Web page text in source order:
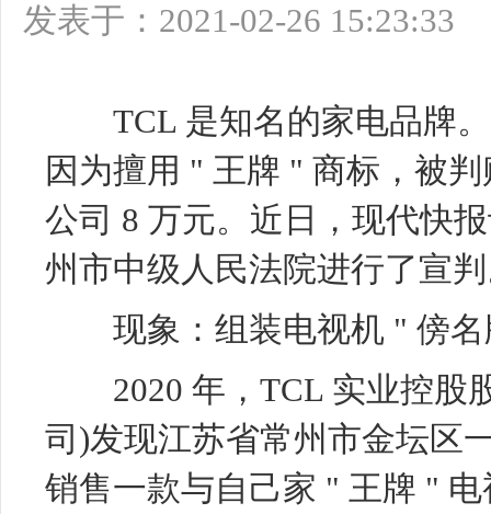
发表于：2021-02-26 15:23:33
TCL 是知名的家电品牌。
因为擅用 " 王牌 " 商标，被
公司 8 万元。近日，现代快
州市中级人民法院进行了宣
现象：组装电视机 " 傍名
2020 年，TCL 实业控股
司)发现江苏省常州市金坛区
销售一款与自己家 " 王牌 "